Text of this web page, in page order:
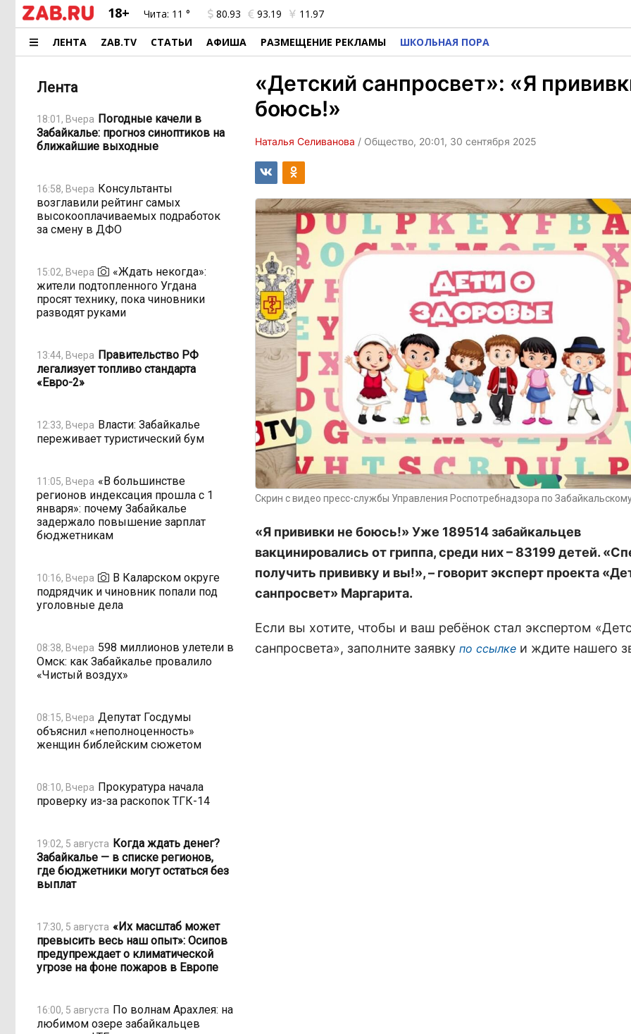
18+ Чита: 11 ° 80.93 93.19 11.97
ЛЕНТА ZAB.TV СТАТЬИ АФИША РАЗМЕЩЕНИЕ РЕКЛАМЫ ШКОЛЬНАЯ ПОРА
Лента
18:01, Вчера Погодные качели в
Забайкалье: прогноз синоптиков на
ближайшие выходные
16:58, Вчера Консультанты
возглавили рейтинг самых
высокооплачиваемых подработок
за смену в ДФО
15:02, Вчера
«Ждать некогда»:
жители подтопленного Угдана
просят технику, пока чиновники
разводят руками
13:44, Вчера Правительство РФ
легализует топливо стандарта
«Евро-2»
12:33, Вчера Власти: Забайкалье
переживает туристический бум
11:05, Вчера «В большинстве
регионов индексация прошла с 1
января»: почему Забайкалье
задержало повышение зарплат
бюджетникам
10:16, Вчера
В Каларском округе
подрядчик и чиновник попали под
уголовные дела
08:38, Вчера 598 миллионов улетели в
Омск: как Забайкалье провалило
«Чистый воздух»
08:15, Вчера Депутат Госдумы
объяснил «неполноценность»
женщин библейским сюжетом
08:10, Вчера Прокуратура начала
проверку из-за раскопок ТГК-14
19:02, 5 августа Когда ждать денег?
Забайкалье — в списке регионов,
где бюджетники могут остаться без
выплат
17:30, 5 августа «Их масштаб может
превысить весь наш опыт»: Осипов
предупреждает о климатической
угрозе на фоне пожаров в Европе
16:00, 5 августа По волнам Арахлея: на
любимом озере забайкальцев
«Детский санпросвет»: «Я
боюсь!»
Наталья Селиванова / Общество, 20:01, 30 сентября 2025
Скрин с видео пресс-службы Управления Роспотребнадзора по
«Я прививки не боюсь!» Уже 189514 забайкальцев
вакцинировались от гриппа, среди них – 83199 детей.
получить прививку и вы!», – говорит эксперт проекта
санпросвет» Маргарита.
Если вы хотите, чтобы и ваш ребёнок стал экспертом
санпросвета», заполните заявку по ссылке и ждите нашего